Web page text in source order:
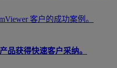
客户的成功案例。
品获得快速客户采纳。